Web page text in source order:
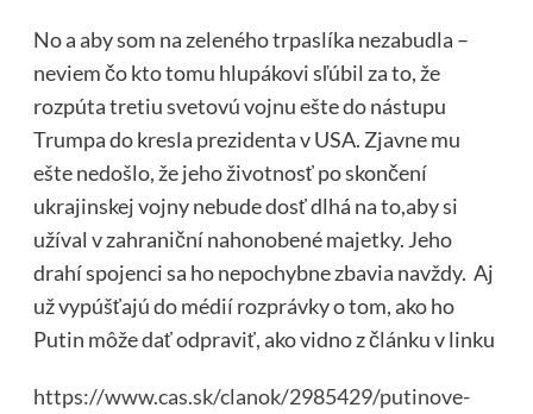
No a aby som na zeleného trpaslíka nezabudla –
neviem čo kto tomu hlupákovi sľúbil za to, že
rozpúta tretiu svetovú vojnu ešte do nástupu
Trumpa do kresla prezidenta v USA. Zjavne mu
ešte nedošlo, že jeho životnosť po skončení
ukrajinskej vojny nebude dosť dlhá na to,aby si
užíval v zahraniční nahonobené majetky. Jeho
drahí spojenci sa ho nepochybne zbavia navždy. Aj
už vypúšťajú do médií rozprávky o tom, ako ho
Putin môže dať odpraviť, ako vidno z článku v linku
https://www.cas.sk/clanok/2985429/putinove-